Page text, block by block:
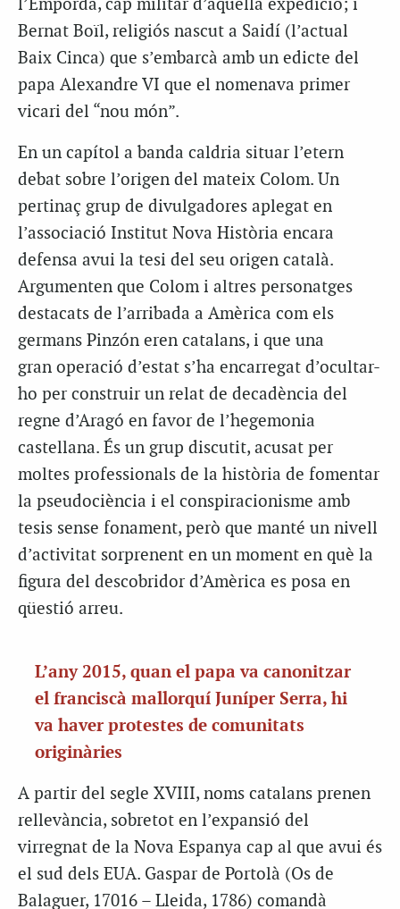
l’Empordà, cap militar d’aquella expedició; i
Bernat Boïl, religiós nascut a Saidí (l’actual
Baix Cinca) que s’embarcà amb un edicte del
papa Alexandre VI que el nomenava primer
vicari del “nou món”.
En un capítol a banda caldria situar l’etern
debat sobre l’origen del mateix Colom. Un
pertinaç grup de divulgadores aplegat en
l’associació Institut Nova Història encara
defensa avui la tesi del seu origen català.
Argumenten que Colom i altres personatges
destacats de l’arribada a Amèrica com els
germans Pinzón eren catalans, i que una
gran operació d’estat s’ha encarregat d’ocultar-
ho per construir un relat de decadència del
regne d’Aragó en favor de l’hegemonia
castellana. És un grup discutit, acusat per
moltes professionals de la història de fomentar
la pseudociència i el conspiracionisme amb
tesis sense fonament, però que manté un nivell
d’activitat sorprenent en un moment en què la
figura del descobridor d’Amèrica es posa en
qüestió arreu.
L’any 2015, quan el papa va canonitzar
el franciscà mallorquí Juníper Serra, hi
va haver protestes de comunitats
originàries
A partir del segle XVIII, noms catalans prenen
rellevància, sobretot en l’expansió del
virregnat de la Nova Espanya cap al que avui és
el sud dels EUA. Gaspar de Portolà (Os de
Balaguer, 17016 – Lleida, 1786) comandà